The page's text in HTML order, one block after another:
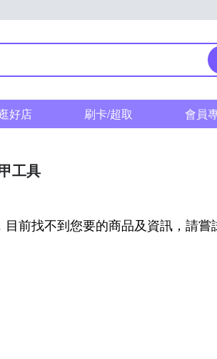
好店 刷卡/超取 會員
工具
目前找不到您要的商品及資訊，請嘗